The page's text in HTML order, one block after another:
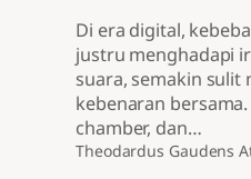
Di era digital,
justru menghadapi
suara, semakin sulit
kebenaran
chamber, dan…
Theodardus Gaudens